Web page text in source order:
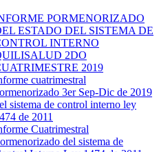
PORMENORIZADO
ESTADO DEL SISTEMA DE
INTERNO
2DO
2019
cuatrimestral
3er Sep-Dic de 2019
sistema de control interno ley
de 2011
Cuatrimestral
del sistema de